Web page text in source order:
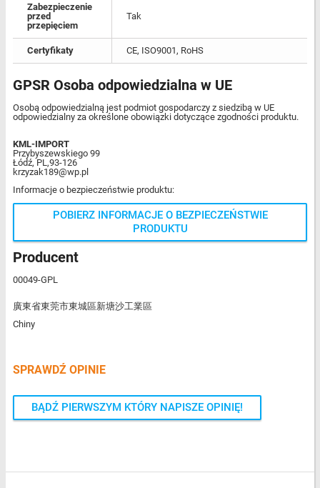
Zabezpieczenie
przed
przepięciem
Tak
Certyfikaty CE, ISO9001, RoHS
GPSR Osoba odpowiedzialna w UE
Osobą odpowiedzialną jest podmiot gospodarczy z siedzibą w UE
odpowiedzialny za określone obowiązki dotyczące zgodności produktu.
KML-IMPORT
Przybyszewskiego 99
Łódź, PL,93-126
krzyzak189@wp.pl
Informacje o bezpieczeństwie produktu:
POBIERZ INFORMACJE O BEZPIECZEŃSTWIE
PRODUKTU
Producent
00049-GPL
廣東省東莞市東城區新塘沙工業區
Chiny
SPRAWDŹ OPINIE
BĄDŹ PIERWSZYM KTÓRY NAPISZE OPINIĘ!